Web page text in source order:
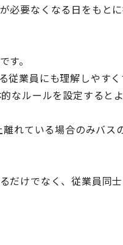
必要なくなる日をもと
。
従業員にも理解しやす
なルールを設定すると
れている場合のみバス
だけでなく、従業員同